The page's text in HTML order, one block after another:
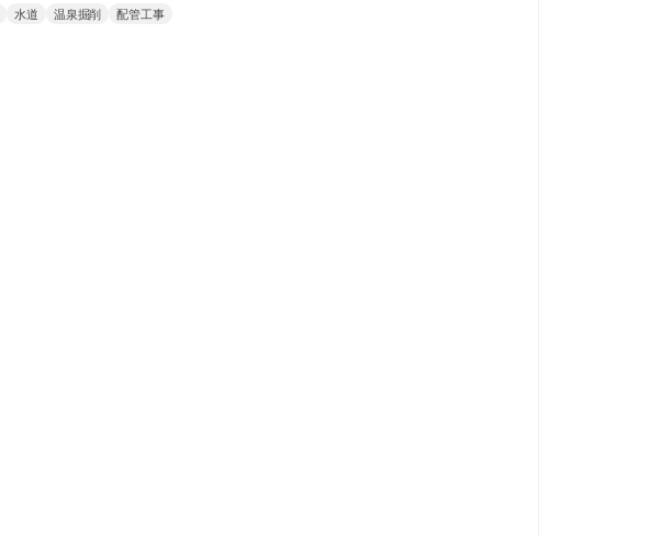
水道 温泉掘削 配管工事